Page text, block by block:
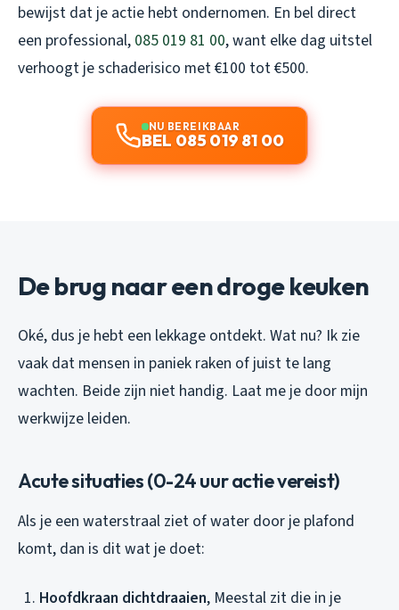
bewijst dat je actie hebt ondernomen. En bel direct
een professional, 085 019 81 00, want elke dag uitstel
verhoogt je schaderisico met €100 tot €500.
NU BEREIKBAAR
BEL 085 019 81 00
De brug naar een droge keuken
Oké, dus je hebt een lekkage ontdekt. Wat nu? Ik zie
vaak dat mensen in paniek raken of juist te lang
wachten. Beide zijn niet handig. Laat me je door mijn
werkwijze leiden.
Acute situaties (0-24 uur actie vereist)
Als je een waterstraal ziet of water door je plafond
komt, dan is dit wat je doet:
Hoofdkraan dichtdraaien, Meestal zit die in je